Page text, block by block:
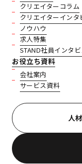
クリエイターコラム
クリエイターインタ
ノウハウ
求人特集
STAND社員インタ
お役立ち資料
会社案内
サービス資料
人